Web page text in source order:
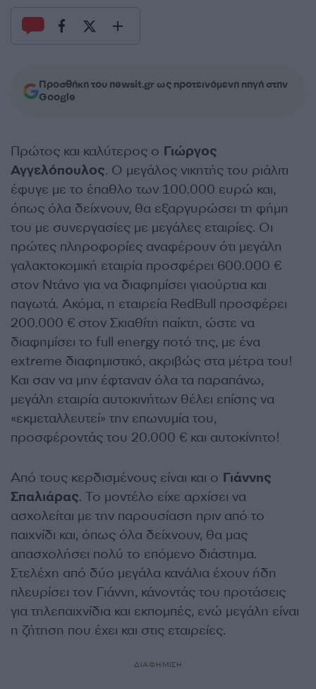
Προσθήκη του newsit.gr ως προτεινόμενη πηγή στην
Google
Πρώτος και καλύτερος ο Γιώργος
Αγγελόπουλος. Ο μεγάλος νικητής του ριάλιτι
έφυγε με το έπαθλο των 100.000 ευρώ και,
όπως όλα δείχνουν, θα εξαργυρώσει τη φήμη
του με συνεργασίες με μεγάλες εταιρίες. Οι
πρώτες πληροφορίες αναφέρουν ότι μεγάλη
γαλακτοκομική εταιρία προσφέρει 600.000 €
στον Ντάνο για να διαφημίσει γιαούρτια και
παγωτά. Ακόμα, η εταιρεία RedBull προσφέρει
200.000 € στον Σκιαθίτη παίκτη, ώστε να
διαφημίσει το full energy ποτό της, με ένα
extreme διαφημιστικό, ακριβώς στα μέτρα του!
Και σαν να μην έφταναν όλα τα παραπάνω,
μεγάλη εταιρία αυτοκινήτων θέλει επίσης να
«εκμεταλλευτεί» την επωνυμία του,
προσφέροντάς του 20.000 € και αυτοκίνητο!
Από τους κερδισμένους είναι και ο Γιάννης
Σπαλιάρας. Το μοντέλο είχε αρχίσει να
ασχολείται με την παρουσίαση πριν από το
παιχνίδι και, όπως όλα δείχνουν, θα μας
απασχολήσει πολύ το επόμενο διάστημα.
Στελέχη από δύο μεγάλα κανάλια έχουν ήδη
πλευρίσει τον Γιάννη, κάνοντάς του προτάσεις
για τηλεπαιχνίδια και εκπομπές, ενώ μεγάλη είναι
η ζήτηση που έχει και στις εταιρείες.
ΔΙΑΦΗΜΙΣΗ